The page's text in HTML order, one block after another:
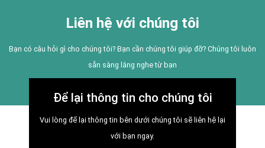
Liên hệ với chúng tôi
Bạn có câu hỏi gì cho chúng tôi? Bạn cần chúng tôi giúp đỡ? Chúng tôi luôn
sẵn sàng lắng nghe từ bạn
Để lại thông tin cho chúng tôi
Vui lòng để lại thông tin bên dưới chúng tôi sẽ liên hệ lại
với bạn ngay.